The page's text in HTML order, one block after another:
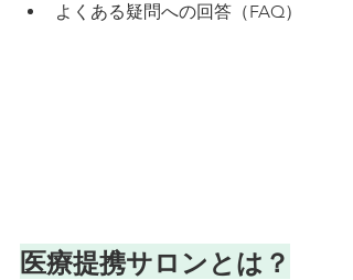
よくある疑問への回答（FAQ）
医療提携サロンとは？